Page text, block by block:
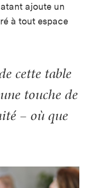
ajoute un
à tout espace
cette table
touche de
– où que